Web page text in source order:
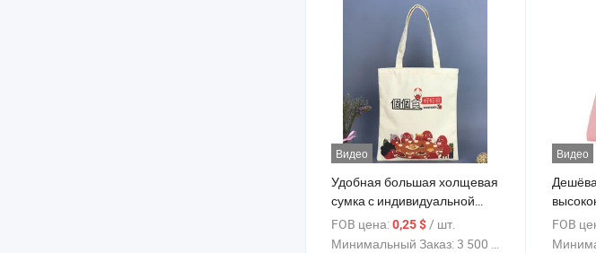
Видео
Удобная большая холщевая
сумка с индивидуальной
печатью логотипа и
собственным дизайном, с
FOB цена:0,25 $ / шт.
Минимальный Заказ:3 500 Куски
Видео
FOB